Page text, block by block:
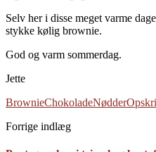
Selv her i disse meget varme
stykke kølig brownie.
God og varm sommerdag.
Jette
BrownieChokoladeNødder
Forrige indlæg